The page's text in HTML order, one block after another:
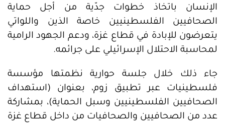
الإنسان باتخاذ خطوات جدّية من أجل حماية
الصحافيين الفلسطينيين خاصة الذين واللواتي
يتعرضون للإبادة في قطاع غزة، ودعم الجهود الرامية
لمحاسبة الاحتلال الإسرائيلي على جرائمه.
جاء ذلك خلال جلسة حوارية نظمتها مؤسسة
فلسطينيات عبر تطبيق زوم، بعنوان (استهداف
الصحافيين الفلسطينيين وسبل الحماية)، بمشاركة
عدد من الصحافيين والصحافيات من داخل قطاع غزة